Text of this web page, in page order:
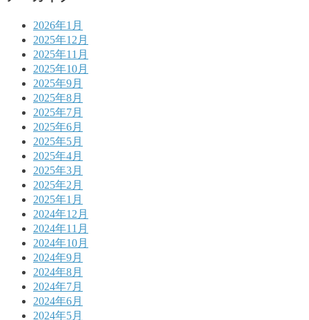
2026年1月
2025年12月
2025年11月
2025年10月
2025年9月
2025年8月
2025年7月
2025年6月
2025年5月
2025年4月
2025年3月
2025年2月
2025年1月
2024年12月
2024年11月
2024年10月
2024年9月
2024年8月
2024年7月
2024年6月
2024年5月